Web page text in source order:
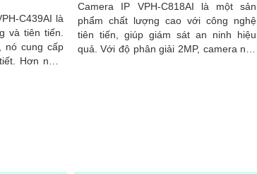
C439AI là
và tiên tiến.
nó cung cấp
Camera IP VPH-C818AI là một sản
phẩm chất lượng cao với công nghệ
tiên tiến, giúp giám sát an ninh hiệu
quả. Với độ phân giải 2MP, camera này